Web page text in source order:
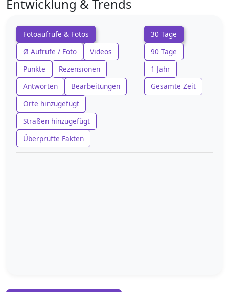
Entwicklung & Trends
Fotoaufrufe & Fotos
Ø Aufrufe / Foto
Videos
Punkte
Rezensionen
Antworten
Bearbeitungen
Orte hinzugefügt
Straßen hinzugefügt
Überprüfte Fakten
30 Tage
90 Tage
1 Jahr
Gesamte Zeit